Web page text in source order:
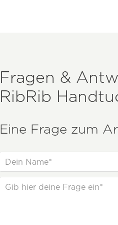
Fragen &
RibRib
Eine Frage zum